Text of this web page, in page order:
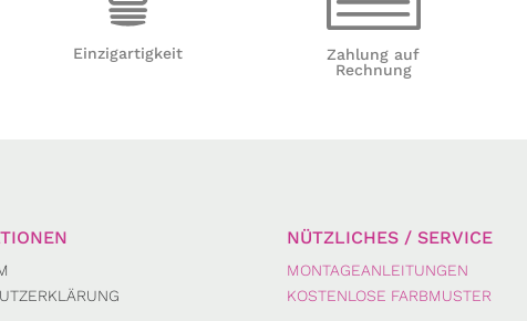
Einzigartigkeit
Zahlung auf
Rechnung
NÜTZLICHES / SERVICE
MONTAGEANLEITUNGEN
KOSTENLOSE FARBMUSTER